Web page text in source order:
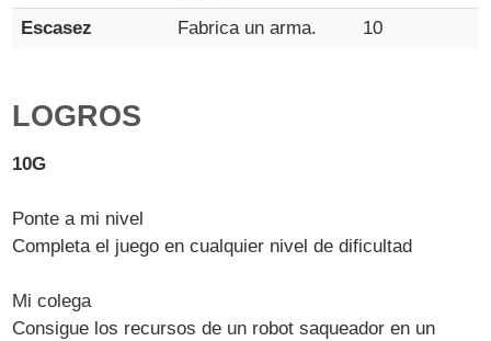
Escasez Fabrica un arma. 10
LOGROS
10G
Ponte a mi nivel
Completa el juego en cualquier nivel de dificultad
Mi colega
Consigue los recursos de un robot saqueador en un